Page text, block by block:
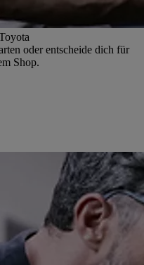
oder entscheide dich für
Shop.